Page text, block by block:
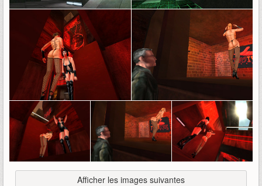
Afficher les images suivantes